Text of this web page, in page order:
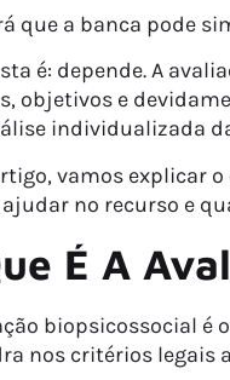
que a banca pode
é: depende. A
objetivos e
individualizada
vamos explicar
no recurso e
É A
biopsicossocial
nos critérios legais